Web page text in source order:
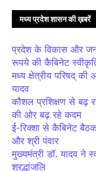
मध्य प्रदेश शासन की ख़बरें
प्रदेश के विकास और
रूपये की कैबिनेट
मध्य क्षेत्रीय परिषद्
यादव
कौशल प्रशिक्षण से बढ़
की ओर बढ़ रहे कदम
ई-रिक्शा से कैबिनेट
और श्री पंवार
मुख्यमंत्री डॉ. यादव ने
श्रद्धांजलि